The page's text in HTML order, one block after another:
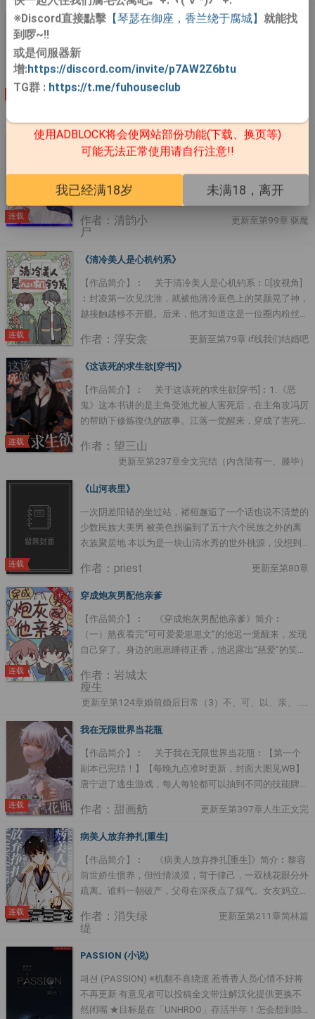
甲：始祖 全球联动副本【星际战争】已完结，攻马甲：
*%@ 故障副本【时间特工】已完结，攻马甲：惊喜 节日
*序章是故事前背景，可以略过~ *受撩攻&攻宠受非常宠
宠宠宠宠&互宠 *披着末日/生化/魔法/科幻/超能力/灾难
类皮的情 ....
连载
《穿成猫后我喂养了小皇子》
流浪猫。一隻猫做不了什么，云洛亭隻想游走在剧情边
缘，好好活着就行。觅食间意外踫见主角带人欺负一个小
连载
《绝命法医》
藏绝技的顶级法医。特刑科的队长顾言琛是被现任丁局从
能力。第一眼看到沈君辞，顾言琛就有一种似曾相识之
邻居，进展为最好的搭档。在共同破案的过程之中，顾言
波澜，逐渐形成飓风。时间的尘封之下，是鲜血与生命铸
造的不灭之光。如果你想与黑暗为敌，我愿意做你手裡最
准的那支枪。1、非典型性重生 2、病弱微病娇受×冷静执
着攻 3、双洁，架空 封面画手：ARowe ....
作者：清韵小
尸
更新至第99章 驱魔
连载
《清冷美人是心机钓系》
【作品简介】︰ 关于清冷美人是心机钓系︰[攻视角]
︰封凌第一次见沈淮，就被他清冷底色上的笑颜晃了神，
越接触越移不开眼。后来，他才知道这是一位圈内粉丝无
的演员和爱豆更是层出不穷，小尾巴一样跟在他身后。封
凌逐渐暴躁，而沈淮始终冷冷清清，不对他做任何明确回
领域，不给任何人看时，他刷两人cp超话，刷到了让他
瞳孔地震的东西。“啊啊啊钓系沈淮又开始 ....
作者：浮安衾 更新至第79章 if线我们结婚吧
连载
《这该死的求生欲[穿书]》
【作品简介】︰ 关于这该死的求生欲[穿书]︰1.《恶
鬼》这本书讲的是主角受池尤被人害死后，在主角攻冯厉
的帮助下修炼復仇的故事。江落一觉醒来，穿成了害死主
身害死。葬礼上，江落被人推到了棺材前。眼前的主角受
遗容安静，嘴角还带着笑。江落却知道身边有一个恶鬼正
阴森森地看着他，想要将他折磨致死。求生欲沖到了临界
流过他漂亮的脸庞，“池尤，我好爱你，求求你 ....
作者：望三山
更新至第237章全文完结（内含陆有一、滕毕）
连载
《山河表里》
一次阴差阳错的坐过站，褚桓邂逅了一个话也说不清楚的
少数民族大美男 被美色拐骗到了五十六个民族之外的离
衣族聚居地 本以为是一块山清水秀的世外桃源，没想到
CP：先出来的是受 双向暗恋 扫雷：背景不科学，人物不
科学，相关动植物不科学 ----------------------- 又一篇不知道
品：《大哥》、《七爷》、《天涯客》、《镇魂》、《坏
道》、《六爻》....
作者：priest 更新至第80章
连载
穿成炮灰男配他亲爹
【作品简介】︰ 《穿成炮灰男配他亲爹》简介︰
（一）熬夜看完“可可爱爱崽崽文”的池迟一觉醒来，发现
自己穿了。身边的崽崽睡得正香，池迟露出“慈爱”的笑
崽崽睁开眼楮。“爸爸，小茶还想再睡一会儿。”小茶，霍
小茶。虽然出身豪门，却是爹不疼娘不爱的豪门私生子。
具。他性格扭曲，手段狠毒，从幼儿园起就和主角攻受争
着私人飞机，试图和主角攻受同归于尽。池迟看着身边的
可爱崽崽，笑容凝固，这书裡有地方可以丢……小茶直往
他怀裡钻，带着可爱的鼻音︰“爸爸……”池迟脑子裡的那
根弦彻底崩掉，他一把抱住崽崽︰“爸爸在，睡，使劲
断绝她和小茶的来往，小茶还这么小，肯定可以养得根正
爱霍小茶的父亲，是个豪门大佬来着。池迟望着自家老旧
的两室一厅，时常感到疑惑，这是豪门？（二）一个月
后，池迟接到一通电话，电话那边的男人声音冰冷︰“钱
打给你了，没什么事情，不要让小茶找我。”池迟迷 ....
作者：岩城太
瘦生
更新至第124章婚前婚后日常（3）不、可、以、亲、……
连载
我在无限世界当花瓶
【作品简介】︰ 关于我在无限世界当花瓶︰【第一个
副本已完结！】【每晚九点准时更新，封面大图见WB】
唐宁进了逃生游戏，每人每轮都可以抽到不同的技能牌，
主？！【豌豆公主牌1︰你身娇体弱，即使隔着二十床鸭
绒被也能感受到一颗微小的豆子】于是当天晚上身娇体弱
【豌豆公主牌2:有位王子一直在寻找真正的公主，身娇体
弱的你百分百吸引王子】于是真的有强大的np ....
作者：甜画舫 更新至第397章人生正文完
连载
病美人放弃挣扎[重生]
【作品简介】︰ 《病美人放弃挣扎[重生]》简介︰黎容
前世娇生惯养，但性情淡漠，苛于律己，一双桃花眼分外
疏离。谁料一朝破产，父母在深夜点了煤气。女友妈立刻
远点吧，她值得更好的归宿。”宋沅沅心虚的低下头，沉
崤靠着沙发，慵懒的翘着腿，指尖把玩着打火机，目光在
沅沅嫁进背景更深厚的岑家。但只有黎容知道，岑崤是条
偏执阴冷的毒蛇。日后，他非但没娶宋沅沅，反而将黎容
困在家裡，放肆索取。重活一世，黎容想开了。岑崤虽然
作者：消失绿
缇
更新至第211章简林篇
PASSION (小说)
패션 (PASSION) ※机翻不喜绕道 惹香香人员心情不好将
不再更新 有意见者可以投稿全文带注解汉化提供更换不
然闭嘴 ★目标是在「UNHRDO」存活半年！怎会想到除
※Discord直接點擊【琴瑟在御座，香兰绕于腐城】 就能找
到啰~!!
或是伺服器新
增:https://discord.com/invite/p7AW2Z6btu
TG群: https://t.me/fuhouseclub
使用ADBLOCK将会使网站部份功能(下载、换页等)
可能无法正常使用请自行注意!!
我已经满18岁 未满18，离开